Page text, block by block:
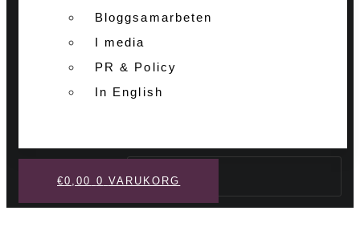
Bloggsamarbeten
I media
PR & Policy
In English
Sök
€0,00 0 VARUKORG